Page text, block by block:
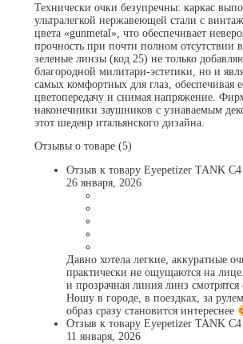
Технически очки безупречны: каркас
ультралегкой нержавеющей стали с
цвета «gunmetal», что обеспечивает
прочность при почти полном отсутствии
зеленые линзы (код 25) не только
благородной милитари-эстетики, но и
самых комфортных для глаз, обеспечивая
цветопередачу и снимая напряжение.
наконечники заушников с узнаваемым
этот шедевр итальянского дизайна.
Отзывы о товаре (5)
Отзыв к товару Eyepetizer TANK
26 января, 2026
Давно хотела легкие, аккуратные
практически не ощущаются на
и прозрачная линия линз
Ношу в городе, в поездках, за
образ сразу становится интереснее
Отзыв к товару Eyepetizer TANK
11 января, 2026